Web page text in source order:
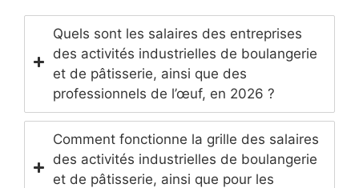
Quels sont les salaires des entreprises
des activités industrielles de boulangerie
et de pâtisserie, ainsi que des
professionnels de l’œuf, en 2026 ?
Comment fonctionne la grille des salaires
des activités industrielles de boulangerie
et de pâtisserie, ainsi que pour les